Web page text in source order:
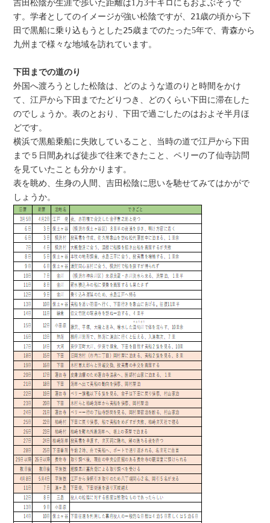
吉田松陰が生涯で歩いた距離は1万3千キロにもおよぶそうで
す。学者としてのイメージが強い松陰ですが、 21歳の頃から下
田で黒船に乗り込もうとした25歳までのたった5年で、青森から
九州まで様々な地域を訪れています。
下田までの道のり
外国へ渡ろうとした松陰は、どのような道のりと時間をかけ
て、江戸から下田までたどりつき、どのくらい下田に滞在した
のでしょうか。表のとおり、下田で過ごしたのはおよそ半月ほ
どです。
横浜で黒船乗船に失敗していること、当時の道で江戸から下田
まで５日間あれば徒歩で往来できたこと、ペリーの了仙寺訪問
を見ていたことも分かります。
表を眺め、生身の人間、吉田松陰に思いを馳せてみてはかがで
しょうか。